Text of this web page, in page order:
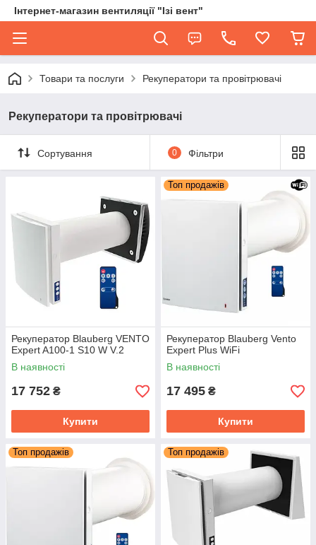
Інтернет-магазин вентиляції "Ізі вент"
Товари та послуги Рекуператори та провітрювачі
Рекуператори та провітрювачі
Сортування 0 Фільтри
Рекуператор Blauberg VENTO
Expert A100-1 S10 W V.2
В наявності
17 752 ₴
Купити
Топ продажів
Рекуператор Blauberg Vento
Expert Plus WiFi
В наявності
17 495 ₴
Купити
Топ продажів Топ продажів